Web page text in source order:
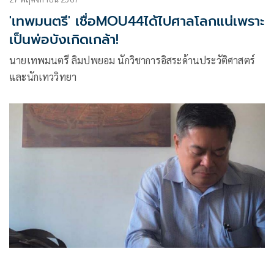
'เทพมนตรี' เชื่อMOU44ได้ไปศาลโลกแน่เพราะ
เป็นพ่อบังเกิดเกล้า!
นายเทพมนตรี ลิมปพยอม นักวิชาการอิสระด้านประวัติศาสตร์
และนักเทววิทยา